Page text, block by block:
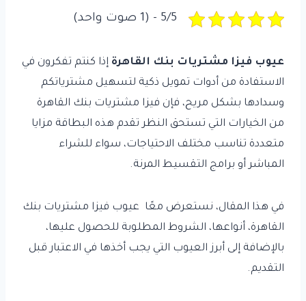
5/5 - (1 صوت واحد)
عيوب فيزا مشتريات بنك القاهرة إذا كنتم تفكرون في
الاستفادة من أدوات تمويل ذكية لتسهيل مشترياتكم
وسدادها بشكل مريح، فإن فيزا مشتريات بنك القاهرة
من الخيارات التي تستحق النظر تقدم هذه البطاقة مزايا
متعددة تناسب مختلف الاحتياجات، سواء للشراء
المباشر أو برامج التقسيط المرنة.
في هذا المقال، نستعرض معًا عيوب فيزا مشتريات بنك
القاهرة، أنواعها، الشروط المطلوبة للحصول عليها،
بالإضافة إلى أبرز العيوب التي يجب أخذها في الاعتبار قبل
التقديم.